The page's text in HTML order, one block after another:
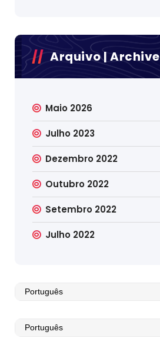
Arquivo | Archive
Maio 2026
Julho 2023
Dezembro 2022
Outubro 2022
Setembro 2022
Julho 2022